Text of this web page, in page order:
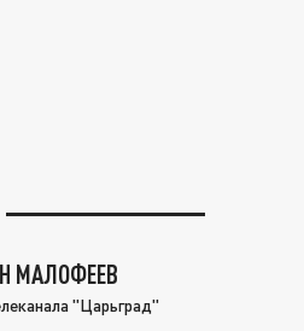
МАЛОФЕЕВ
"Царьград"